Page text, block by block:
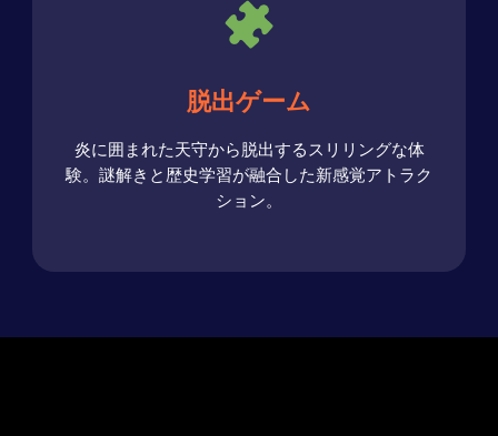
脱出ゲーム
炎に囲まれた天守から脱出するスリリングな体
験。謎解きと歴史学習が融合した新感覚アトラク
ション。